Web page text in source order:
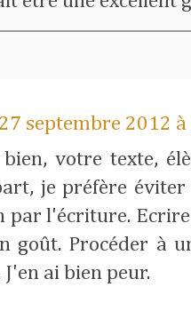
27 septembre 2012
votre texte,
je préfère
par l'écriture.
goût. Procéder à
ai bien peur.